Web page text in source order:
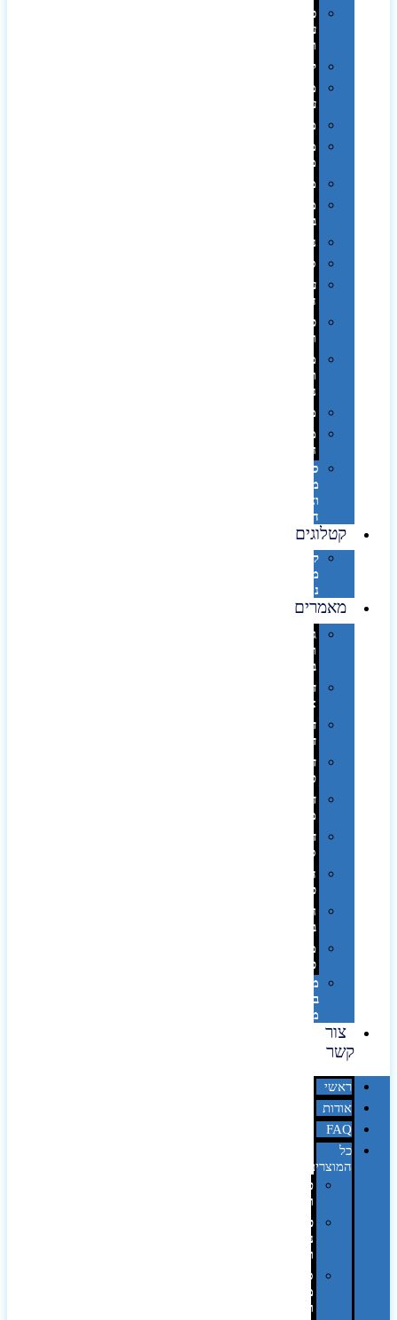
כלי
עבודה
ופנסים
למטבח
מוצרי
עור
מחברות
מחזיקי
מפתחות
משחקים
מתנה
בפחית
נסיעות
ספורט
על
השולחן…
פינוק
וספא
מזוודות
ותיקי
נסיעות
מטריות
מוצרי
חוף
סביבת
מחשב
וציוד
היקפי
קטלוגים
קטלוג
מוצרי
נייר
מאמרים
גימורים
והשבחות
בדפוס
דפוס
אופסט
דפוס
דיגיטלי
דפוס
טמפון
דפוס
משי
דפוס
סובלימציה
הדפס
פרוצס
חריטה
בלייזר
מהו
פנטון?
מיתוג
באמצעות
מדבקות
צור
קשר
ראשי
אודות
FAQ
כל
המוצרים
טכנולוגיה
וגאדג'טים
פנאי,
נופש
ונסיעות
סביבת
משרד
ופרימיום